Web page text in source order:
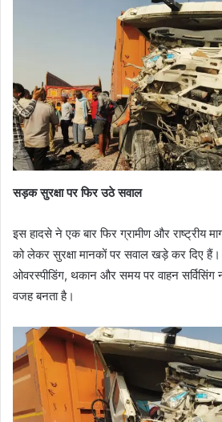
सड़क सुरक्षा पर फिर उठे सवाल
इस हादसे ने एक बार फिर ग्रामीण और राष्ट्रीय
को लेकर सुरक्षा मानकों पर सवाल खड़े कर दिए हैं।
ओवरस्पीडिंग, थकान और समय पर वाहन सर्विसिंग
वजह बनता है।